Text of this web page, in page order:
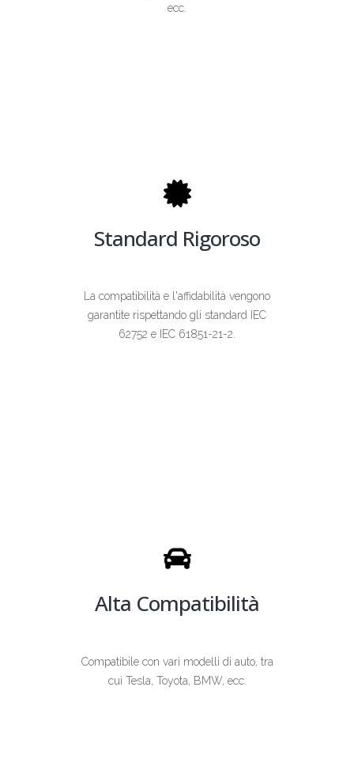
ecc.
Standard Rigoroso
La compatibilità e l'affidabilità vengono
garantite rispettando gli standard IEC
62752 e IEC 61851-21-2.
Alta Compatibilità
Compatibile con vari modelli di auto, tra
cui Tesla, Toyota, BMW, ecc.